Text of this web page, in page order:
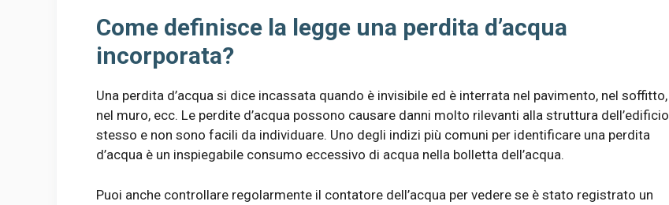
Come definisce la legge una perdita d’acqua
incorporata?
Una perdita d’acqua si dice incassata quando è invisibile ed è interrata nel pavimento, nel soffitto,
nel muro, ecc. Le perdite d’acqua possono causare danni molto rilevanti alla struttura dell’edificio
stesso e non sono facili da individuare. Uno degli indizi più comuni per identificare una perdita
d’acqua è un inspiegabile consumo eccessivo di acqua nella bolletta dell’acqua.
Puoi anche controllare regolarmente il contatore dell’acqua per vedere se è stato registrato un